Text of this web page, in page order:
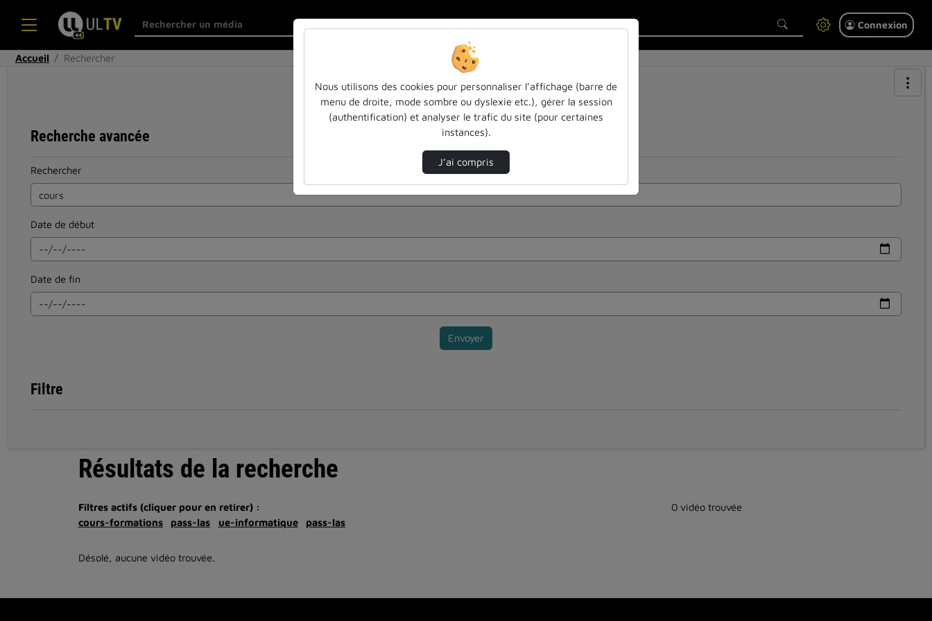
Connexion
Accueil Rechercher
Recherche avancée
Rechercher
Date de début
Date de fin
Envoyer
Filtre
Résultats de la recherche
Filtres actifs (cliquer pour en retirer) :
cours-formations
pass-las ue-informatique pass-las
0 vidéo trouvée
Désolé, aucune vidéo trouvée.
Nous utilisons des cookies pour personnaliser l’affichage (barre de
menu de droite, mode sombre ou dyslexie etc.), gérer la session
(authentification) et analyser le trafic du site (pour certaines
instances).
J’ai compris